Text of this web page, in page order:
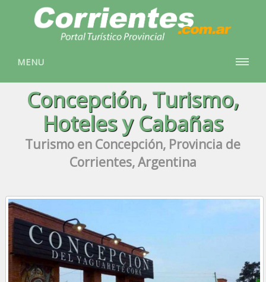
MENU
Concepción, Turismo,
Hoteles y Cabañas
Turismo en Concepción, Provincia de
Corrientes, Argentina